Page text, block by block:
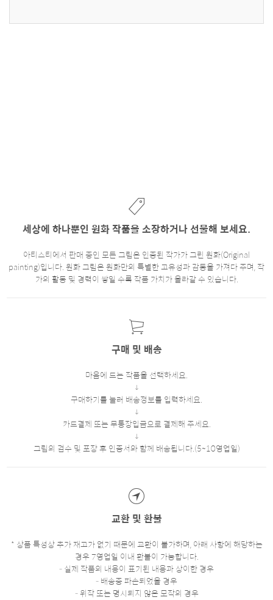
세상에 하나뿐인 원화 작품을 소장하거나 선물해 보세요.
아티스티에서 판매 중인 모든 그림은 인증된 작가가 그린 원화(Original
painting)입니다. 원화 그림은 원화만의 특별한 고유성과 감동을 가져다 주며, 작
가의 활동 및 경력이 쌓일 수록 작품 가치가 올라갈 수 있습니다.
구매 및 배송
마음에 드는 작품을 선택하세요.
구매하기를 눌러 배송정보를 입력하세요.
카드결제 또는 무통장입금으로 결제해 주세요.
그림의 검수 및 포장 후 인증서와 함께 배송됩니다.(5~10영업일)
교환 및 환불
* 상품 특성상 추가 재고가 없기 때문에 교환이 불가하며, 아래 사항에 해당하는
경우 7영업일 이내 환불이 가능합니다.
- 실제 작품의 내용이 표기된 내용과 상이한 경우
- 배송중 파손되었을 경우
- 위작 또는 명시되지 않은 모작의 경우